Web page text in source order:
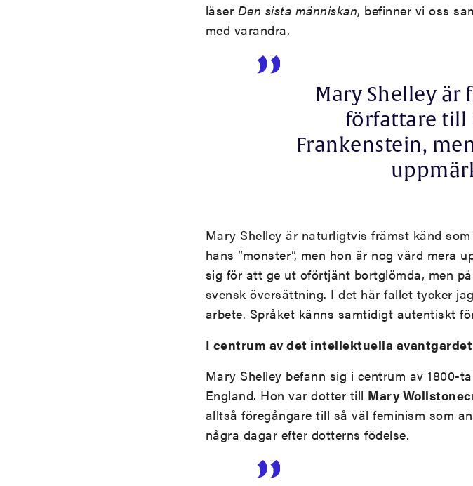
läser Den sista människan, befinner vi oss
med varandra.
Mary Shelley är
författare till
Frankenstein,
Mary Shelley är naturligtvis främst känd
hans ”monster”, men hon är nog värd mera
sig för att ge ut oförtjänt bortglömda, men
svensk översättning. I det här fallet tycker
arbete. Språket känns samtidigt autentiskt
I centrum av det intellektuella avantgardet
Mary Shelley befann sig i centrum av 1800-
England. Hon var dotter till Mary
alltså föregångare till så väl feminism som
några dagar efter dotterns födelse.